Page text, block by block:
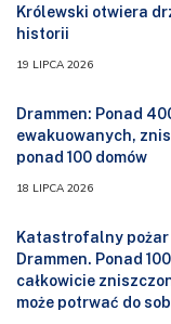
Królewski otwiera
historii
19 LIPCA 2026
Drammen: Ponad
ewakuowanych,
ponad 100 domów
18 LIPCA 2026
Katastrofalny pożar
Drammen. Ponad
całkowicie
może potrwać do